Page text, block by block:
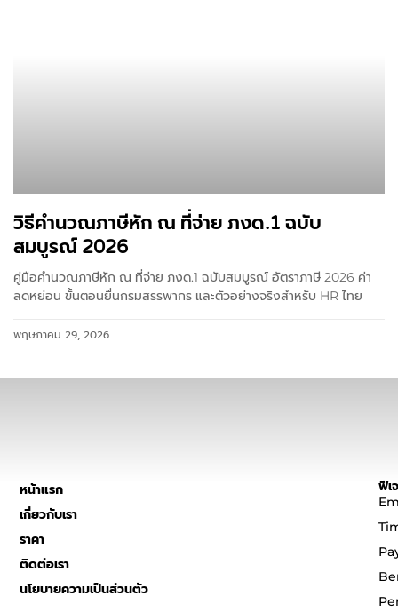
วิธีคำนวณภาษีหัก ณ ที่จ่าย ภงด.1 ฉบับ
สมบูรณ์ 2026
คู่มือคำนวณภาษีหัก ณ ที่จ่าย ภงด.1 ฉบับสมบูรณ์ อัตราภาษี 2026 ค่า
ลดหย่อน ขั้นตอนยื่นกรมสรรพากร และตัวอย่างจริงสำหรับ HR ไทย
พฤษภาคม 29, 2026
หน้าแรก
เกี่ยวกับเรา
ราคา
ติดต่อเรา
นโยบายความเป็นส่วนตัว
ฟีเ